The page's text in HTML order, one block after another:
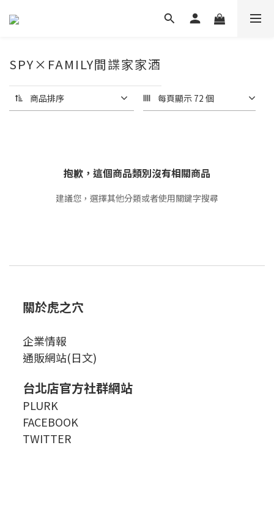
SPY×FAMILY間諜家家酒
商品排序 每頁顯示 72 個
抱歉，這個商品類別沒有相關商品
建議您，選擇其他分類或者使用關鍵字搜尋
關於虎之穴
企業情報
通販網站(日文)
台北店官方社群網站
PLURK
FACEBOOK
TWITTER